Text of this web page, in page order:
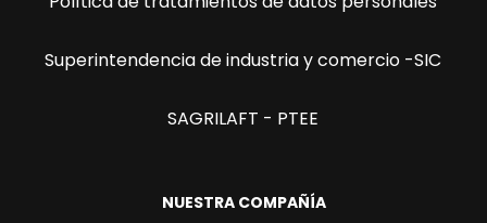
Superintendencia de industria y comercio -SIC
SAGRILAFT - PTEE
NUESTRA COMPAÑÍA